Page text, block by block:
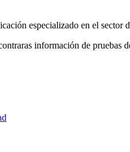
especializado en el sector
información de pruebas